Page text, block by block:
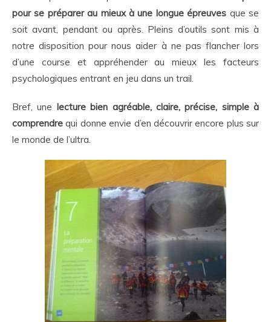
pour se préparer au mieux à une longue épreuves que se
soit avant, pendant ou après. Pleins d’outils sont mis à
notre disposition pour nous aider à ne pas flancher lors
d’une course et appréhender au mieux les facteurs
psychologiques entrant en jeu dans un trail.
Bref, une lecture bien agréable, claire, précise, simple à
comprendre qui donne envie d’en découvrir encore plus sur
le monde de l’ultra.